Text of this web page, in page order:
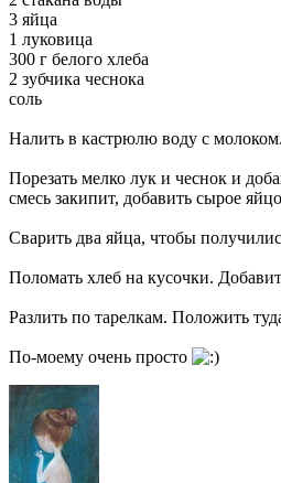
3 яйца
1 луковица
300 г белого хлеба
2 зубчика чеснока
соль
Налить в кастрюлю воду с
Порезать мелко лук и чеснок и
смесь закипит, добавить сырое
Сварить два яйца, чтобы
Поломать хлеб на кусочки.
Разлить по тарелкам. Положить
По-моему очень просто